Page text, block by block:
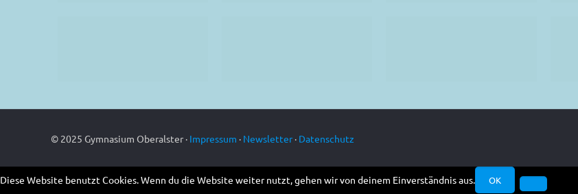
© 2025 Gymnasium Oberalster · Impressum · Newsletter· Datenschutz
Diese Website benutzt Cookies. Wenn du die Website weiter nutzt, gehen wir von deinem Einverständnis aus. OK